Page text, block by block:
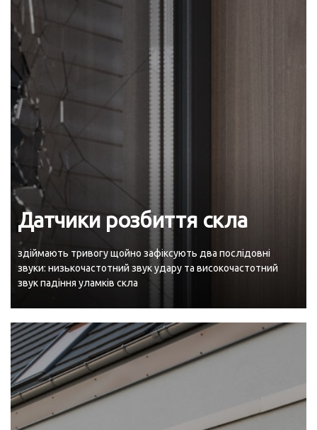
Датчики розбиття скла
здіймають тривогу щойно зафіксують два послідовні
звуки: низькочастотний звук удару та високочастотний
звук падіння уламків скла